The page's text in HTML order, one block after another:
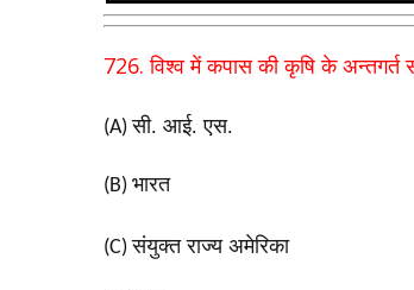
726.विश्व में कपास की कृषि के अन्तगर्त
(A)सी. आई. एस.
(B) भारत
(C)संयुक्त राज्य अमेरिका